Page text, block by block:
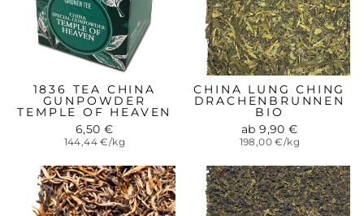
1836 TEA CHINA
GUNPOWDER
TEMPLE OF HEAVEN
6,50 €
144,44 €/kg
CHINA LUNG CHING
DRACHENBRUNNEN
BIO
ab 9,90 €
198,00 €/kg